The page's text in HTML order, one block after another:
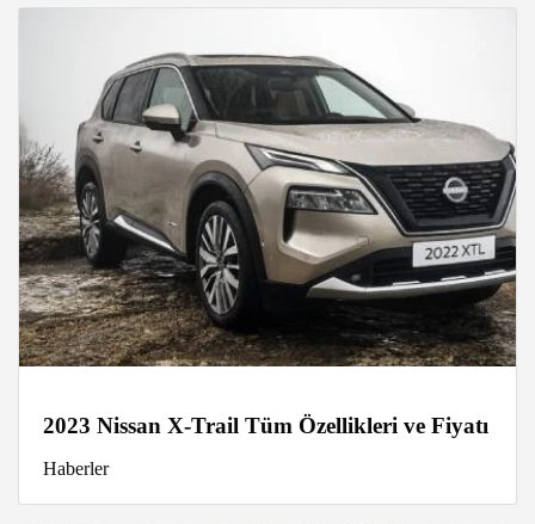
2023 Nissan X-Trail Tüm Özellikleri ve Fiyatı
Haberler